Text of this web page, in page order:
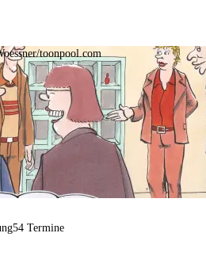
toonpool.com
54 Termine